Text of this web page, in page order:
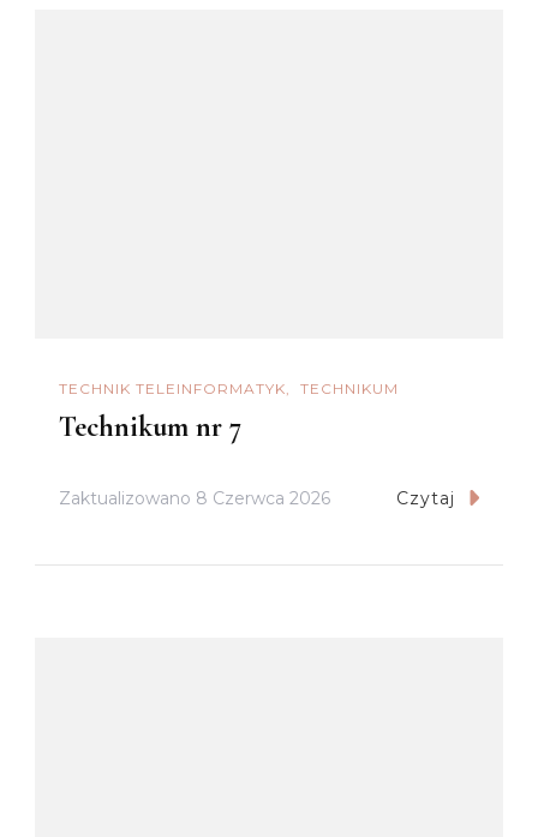
TECHNIK TELEINFORMATYK TECHNIKUM
Technikum nr 7
Zaktualizowano 8 Czerwca 2026 Czytaj